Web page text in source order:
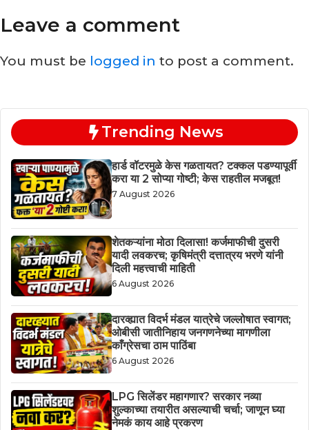
Leave a comment
You must be logged in to post a comment.
Trending News
हार्ड वॉटरमुळे केस गळतायत? टक्कल पडण्यापूर्वी
करा या 2 सोप्या गोष्टी; केस राहतील मजबूत!
7 August 2026
शेतकऱ्यांना मोठा दिलासा! कर्जमाफीची दुसरी
यादी लवकरच; कृषिमंत्री दत्तात्रय भरणे यांनी
दिली महत्त्वाची माहिती
6 August 2026
दारव्ह्यात विदर्भ मंडल यात्रेचे जल्लोषात स्वागत;
ओबीसी जातीनिहाय जनगणनेच्या मागणीला
काँग्रेसचा ठाम पाठिंबा
6 August 2026
LPG सिलेंडर महागणार? सरकार नव्या
शुल्काच्या तयारीत असल्याची चर्चा; जाणून घ्या
नेमकं काय आहे प्रकरण